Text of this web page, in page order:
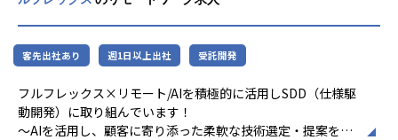
客先出社あり 週1日以上出社 受託開発
フルフレックス×リモート/AIを積極的に活用しSDD（仕様駆
動開発）に取り組んでいます！
～AIを活用し、顧客に寄り添った柔軟な技術選定・提案を支